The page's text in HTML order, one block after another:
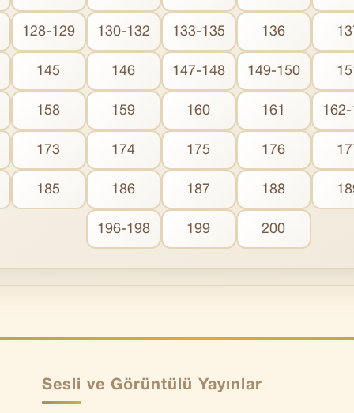
128-129 130-132 133-135 136
145 146 147-148 149-150
158 159 160 161 162-
173 174 175 176
185 186 187 188
196-198 199 200
Sesli ve Görüntülü Yayınlar